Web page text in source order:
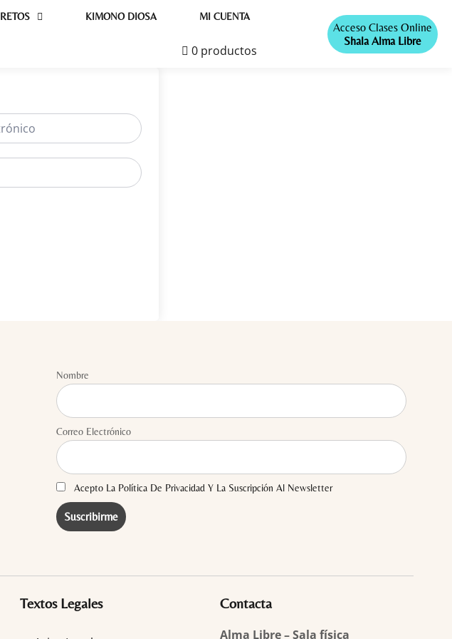
RETOS KIMONO DIOSA MI CUENTA
0 productos
Acceso Clases Online
Shala Alma Libre
Nombre
Correo Electrónico
Acepto La Política De Privacidad Y La Suscripción Al Newsletter
Textos Legales Contacta
Alma Libre – Sala física